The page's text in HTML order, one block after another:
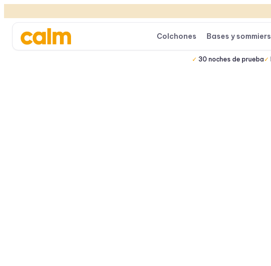
Colchones Bases y sommiers
30 noches de prueba